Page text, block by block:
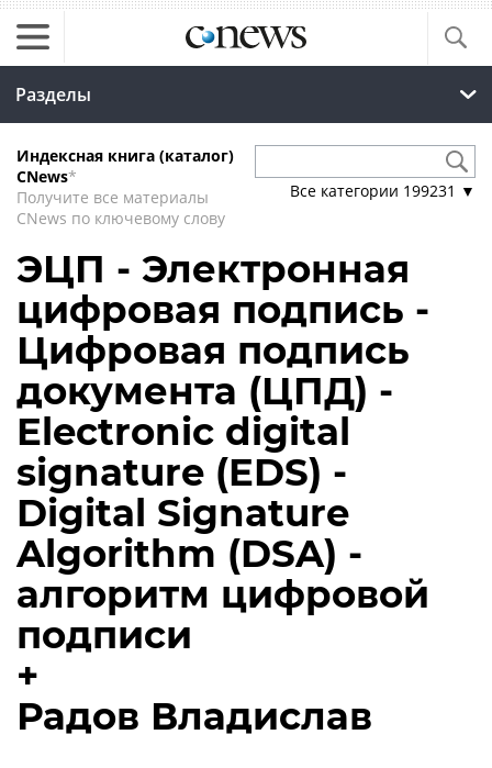
Разделы
Индексная книга (каталог)
CNews*
Получите все материалы
CNews по ключевому слову
Все категории 199231 ▼
ЭЦП - Электронная
цифровая подпись -
Цифровая подпись
документа (ЦПД) -
Electronic digital
signature (EDS) -
Digital Signature
Algorithm (DSA) -
алгоритм цифровой
подписи
+
Радов Владислав